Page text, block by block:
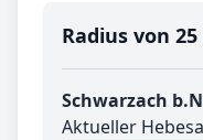
Radius von
Schwarzach
Aktueller